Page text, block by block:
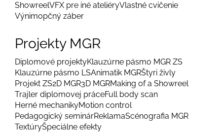
ShowreelVFX pre iné ateliéryVlastné cvičenie
Výnimopčný záber
Projekty MGR
Diplomové projektyKlauzúrne pásmo MGR ZS
Klauzúrne pásmo LSAnimatik MGRŠtyri živly
Projekt ZS2D MGR3D MGRMaking of a Showreel
Trajler diplomovej práceFull body scan
Herné mechanikyMotion control
Pedagogický seminárReklamaScénografia MGR
TextúryŠpeciálne efekty